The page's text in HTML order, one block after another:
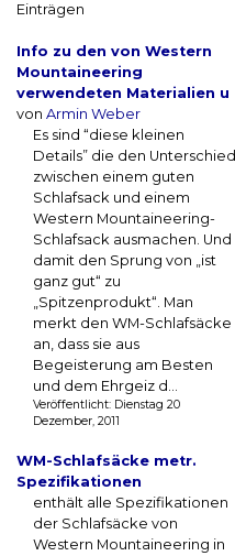
Einträgen
Info zu den von Western
Mountaineering
verwendeten Materialien u
von Armin Weber
Es sind “diese kleinen
Details” die den Unterschied
zwischen einem guten
Schlafsack und einem
Western Mountaineering-
Schlafsack ausmachen. Und
damit den Sprung von „ist
ganz gut“ zu
„Spitzenprodukt“. Man
merkt den WM-Schlafsäcke
an, dass sie aus
Begeisterung am Besten
und dem Ehrgeiz d...
Veröffentlicht: Dienstag 20
Dezember, 2011
WM-Schlafsäcke metr.
Spezifikationen
enthält alle Spezifikationen
der Schlafsäcke von
Western Mountaineering in